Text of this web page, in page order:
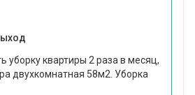
уборку квартиры 2 раза в месяц,
двухкомнатная 58м2. Уборка